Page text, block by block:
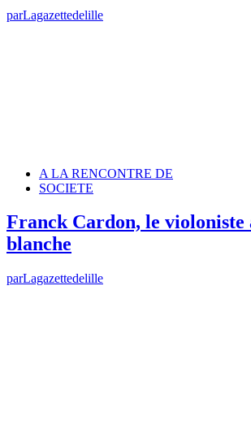
parLagazettedelille
A LA RENCONTRE DE
SOCIETE
Franck Cardon, le violoniste
blanche
parLagazettedelille